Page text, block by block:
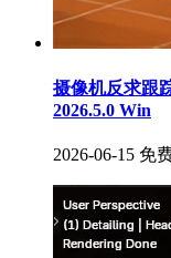
摄像机反求跟
2026.5.0 Win
2026-06-15 免